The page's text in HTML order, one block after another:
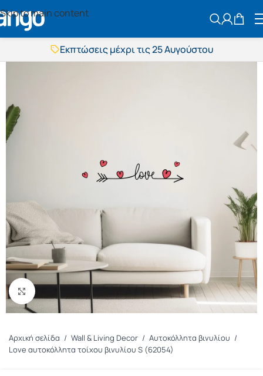
Skip to main content
Εκπτώσεις μέχρι τις 25 Αυγούστου
Δωρεάν μεταφορικά
Πατήστε για μεγέθυνση
Αρχική σελίδα / Wall & Living Decor / Αυτοκόλλητα βινυλίου /
Love αυτοκόλλητα τοίχου βινυλίου S (62054)